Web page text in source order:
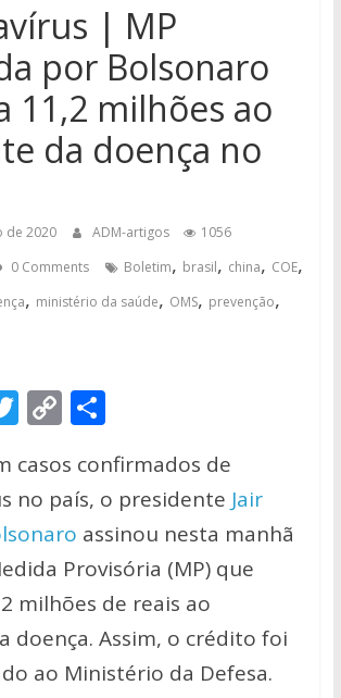
| MP
por Bolsonaro
11,2 milhões ao
da doença no
de 2020 ADM-artigos
1056
0 Comments Boletim, brasil, china, COE,
, ministério da saúde, OMS, prevenção,
T
itt
er
C
p
y
Li
n
k
S
ar
e
casos confirmados de
no país, o presidente Jair
assinou nesta manhã
Provisória (MP) que
milhões de reais ao
doença. Assim, o crédito foi
ao Ministério da Defesa.